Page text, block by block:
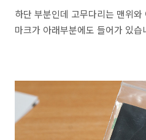
하단 부분인데 고무다리는 맨위
마크가 아래부분에도 들어가 있습